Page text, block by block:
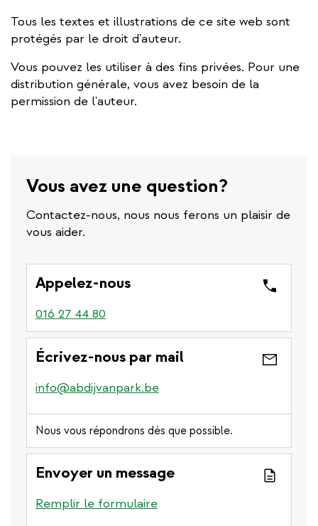
Tous les textes et illustrations de ce site web sont
protégés par le droit d'auteur.
Vous pouvez les utiliser à des fins privées. Pour une
distribution générale, vous avez besoin de la
permission de l'auteur.
Vous avez une question?
Contactez-nous, nous nous ferons un plaisir de
vous aider.
Appelez-nous
016 27 44 80
Écrivez-nous par mail
info@abdijvanpark.be
Nous vous répondrons dès que possible.
Envoyer un message
Remplir le formulaire